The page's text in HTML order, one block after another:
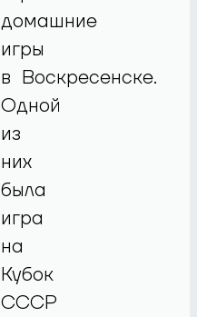
домашние
игры
в Воскресенске.
Одной
из
них
была
игра
на
Кубок
СССР